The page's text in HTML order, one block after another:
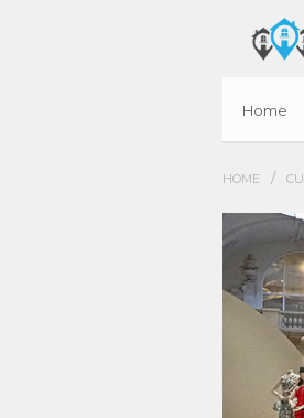
Home
HOME /